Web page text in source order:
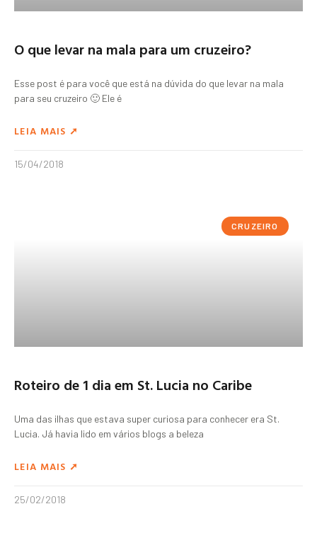
O que levar na mala para um cruzeiro?
Esse post é para você que está na dúvida do que levar na mala
para seu cruzeiro 🙂 Ele é
LEIA MAIS ➚
15/04/2018
CRUZEIRO
Roteiro de 1 dia em St. Lucia no Caribe
Uma das ilhas que estava super curiosa para conhecer era St.
Lucia. Já havia lido em vários blogs a beleza
LEIA MAIS ➚
25/02/2018